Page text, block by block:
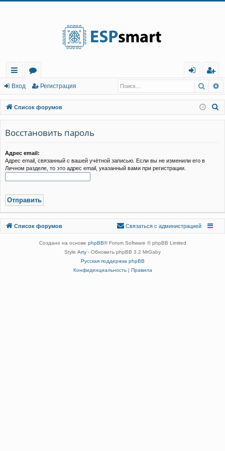
с
ы
лк
и
о
ру
м
ы
д
г
ис
тр
Вход Регистрация
Список форумов
Восстановить пароль
Адрес email:
Адрес email, связанный с вашей учётной записью. Если вы не изменили его в
Личном разделе, то это адрес email, указанный вами при регистрации.
Список форумов
Связаться с
Связаться с администрацией
Создано на основе phpBB® Forum Software © phpBB Limited
Style Arty - Обновить phpBB 3.2 MrGaby
Русская поддержка phpBB
Конфиденциальность| Правила